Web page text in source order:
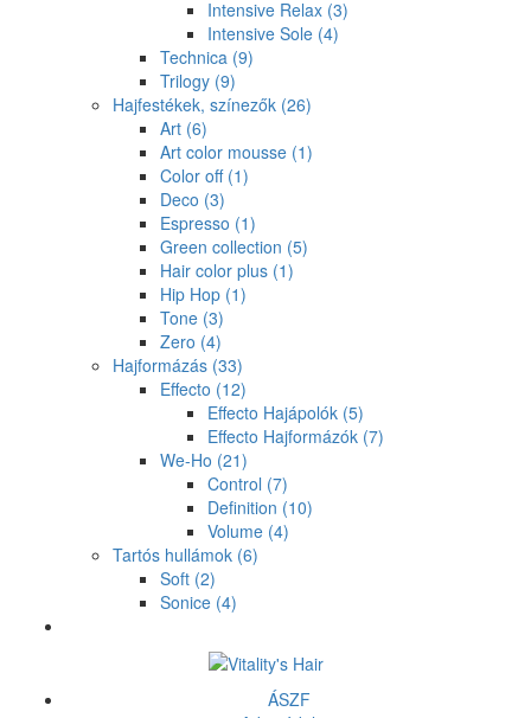
Intensive Relax (3)
Intensive Sole (4)
Technica (9)
Trilogy (9)
Hajfestékek, színezők (26)
Art (6)
Art color mousse (1)
Color off (1)
Deco (3)
Espresso (1)
Green collection (5)
Hair color plus (1)
Hip Hop (1)
Tone (3)
Zero (4)
Hajformázás (33)
Effecto (12)
Effecto Hajápolók (5)
Effecto Hajformázók (7)
We-Ho (21)
Control (7)
Definition (10)
Volume (4)
Tartós hullámok (6)
Soft (2)
Sonice (4)
ÁSZF